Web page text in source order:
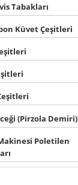
Tabakları
Küvet Çeşitleri
(Pirzola Demiri)
Poletilen